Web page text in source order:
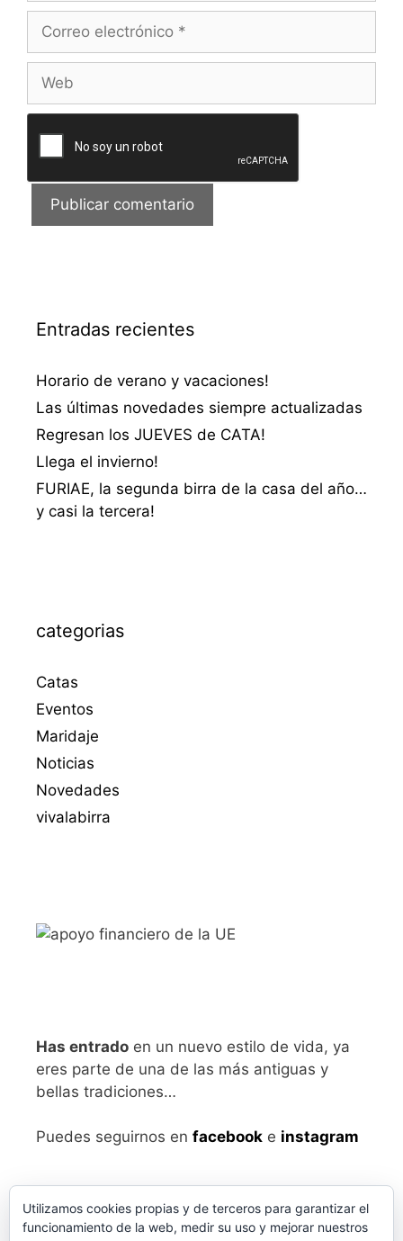
electrónico
Entradas recientes
Horario de verano y vacaciones!
Las últimas novedades siempre actualizadas
Regresan los JUEVES de CATA!
Llega el invierno!
FURIAE, la segunda birra de la casa del año…
y casi la tercera!
categorias
Catas
Eventos
Maridaje
Noticias
Novedades
vivalabirra
Has entrado en un nuevo estilo de vida, ya
eres parte de una de las más antiguas y
bellas tradiciones…
Puedes seguirnos en facebook e instagram
Utilizamos cookies propias y de terceros para garantizar el
funcionamiento de la web, medir su uso y mejorar nuestros